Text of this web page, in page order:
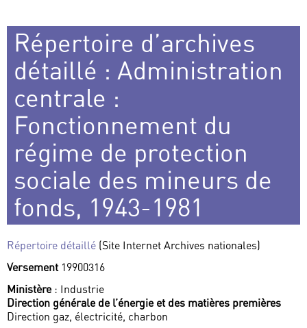
Répertoire d’archives
détaillé : Administration
centrale :
Fonctionnement du
régime de protection
sociale des mineurs de
fonds, 1943-1981
Répertoire détaillé (Site Internet Archives nationales)
Versement 19900316
Ministère: Industrie
Direction générale de l’énergie et des matières premières
Direction gaz, électricité, charbon